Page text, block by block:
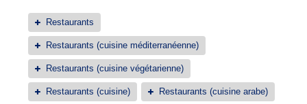
Restaurants
Restaurants (cuisine méditerranéenne)
Restaurants (cuisine végétarienne)
Restaurants (cuisine) Restaurants (cuisine arabe)